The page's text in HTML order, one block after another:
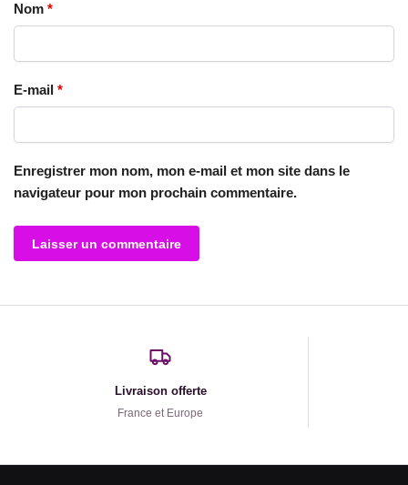
Nom *
E-mail *
Enregistrer mon nom, mon e-mail et mon site dans le
navigateur pour mon prochain commentaire.
Livraison offerte
France et Europe